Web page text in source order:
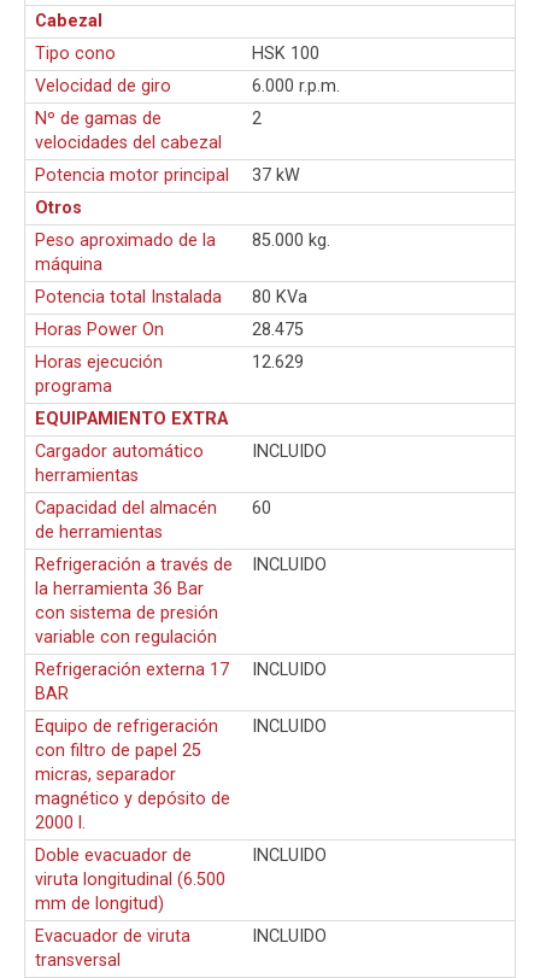
Cabezal
Tipo cono
HSK 100
Velocidad de giro
6.000 r.p.m.
Nº de gamas de
velocidades del cabezal
2
Potencia motor principal
37 kW
Otros
Peso aproximado de la
máquina
85.000 kg.
Potencia total Instalada
80 KVa
Horas Power On
28.475
Horas ejecución
programa
12.629
EQUIPAMIENTO EXTRA
Cargador automático
herramientas
INCLUIDO
Capacidad del almacén
de herramientas
60
Refrigeración a través de
la herramienta 36 Bar
con sistema de presión
variable con regulación
INCLUIDO
Refrigeración externa 17
BAR
INCLUIDO
Equipo de refrigeración
con filtro de papel 25
micras, separador
magnético y depósito de
2000 l.
INCLUIDO
Doble evacuador de
viruta longitudinal (6.500
mm de longitud)
INCLUIDO
Evacuador de viruta
transversal
INCLUIDO